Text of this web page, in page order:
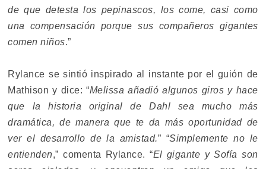
de que detesta los pepinascos, los come, casi como
una compensación porque sus compañeros gigantes
comen niños.”
Rylance se sintió inspirado al instante por el guión de
Mathison y dice: “Melissa añadió algunos giros y hace
que la historia original de Dahl sea mucho más
dramática, de manera que te da más oportunidad de
ver el desarrollo de la amistad.” “Simplemente no le
entienden,” comenta Rylance. “El gigante y Sofía son